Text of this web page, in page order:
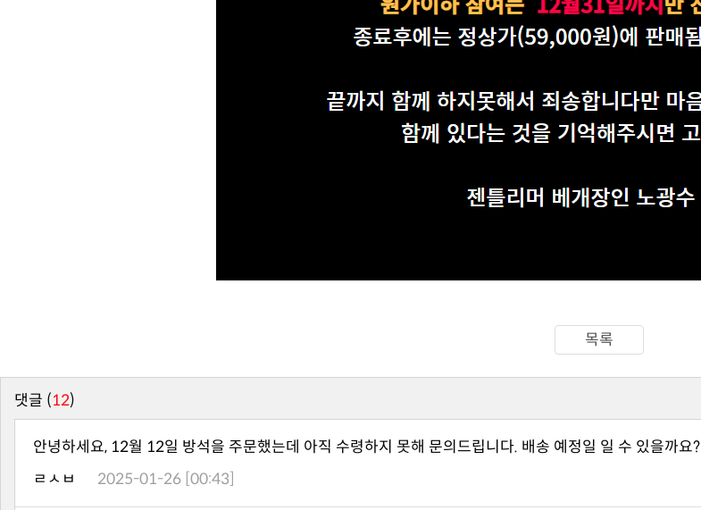
목록
댓글 (12)
안녕하세요, 12월 12일 방석을 주문했는데 아직 수령하지 못해 문의드립니다. 배송 예정일 일 수 있을까요?
ㄹㅅㅂ
2025-01-26 [00:43]